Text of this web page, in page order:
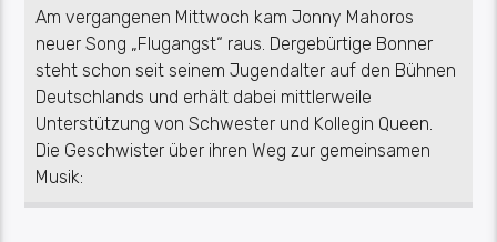
Am vergangenen Mittwoch kam Jonny Mahoros
neuer Song „Flugangst“ raus. Dergebürtige Bonner
steht schon seit seinem Jugendalter auf den Bühnen
Deutschlands und erhält dabei mittlerweile
Unterstützung von Schwester und Kollegin Queen.
Die Geschwister über ihren Weg zur gemeinsamen
Musik: